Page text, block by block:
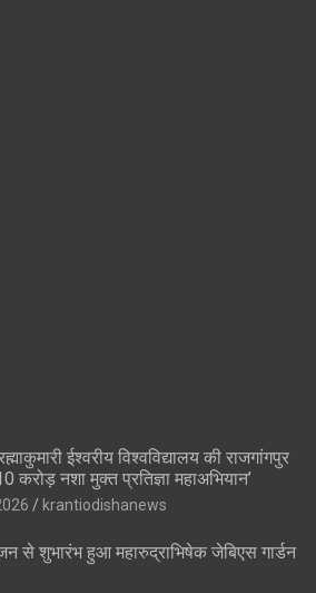
ईश्वरीय विश्वविद्यालय की राजगांगपुर
करोड़ नशा मुक्त प्रतिज्ञा महाअभियान’
krantiodishanews
से शुभारंभ हुआ महारुद्राभिषेक जेबिएस गार्डन